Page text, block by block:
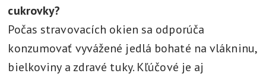
cukrovky?
Počas stravovacích okien sa odporúča
konzumovať vyvážené jedlá bohaté na vlákninu,
bielkoviny a zdravé tuky. Kľúčové je aj